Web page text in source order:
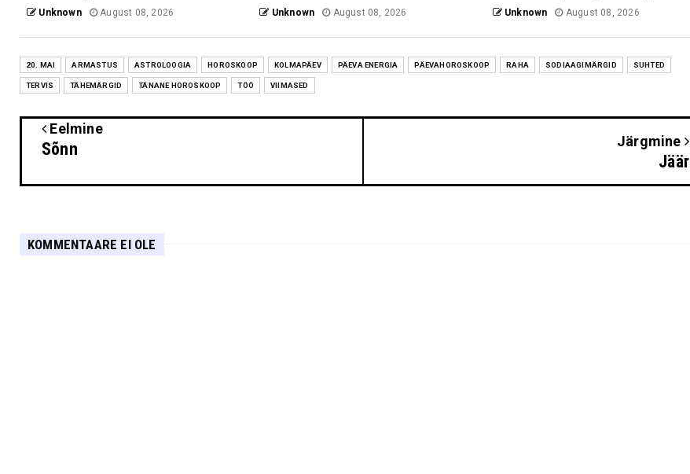
Unknown August 08, 2026 Unknown August 08, 2026 Unknown August 08, 2026
20. MAI ARMASTUS ASTROLOOGIA HOROSKOOP KOLMAPÄEV PÄEVA ENERGIA PÄEVAHOROSKOOP RAHA SODIAAGIMÄRGID SUHTED
TERVIS TÄHEMÄRGID TÄNANE HOROSKOOP TÖÖ VIIMASED
Eelmine
Sõnn Järgmine
Jäär
KOMMENTAARE EI OLE